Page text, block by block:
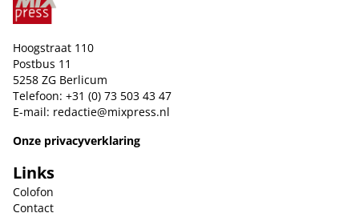
Hoogstraat 110
Postbus 11
5258 ZG Berlicum
Telefoon: +31 (0) 73 503 43 47
E-mail: redactie@mixpress.nl
Onze privacyverklaring
Links
Colofon
Contact